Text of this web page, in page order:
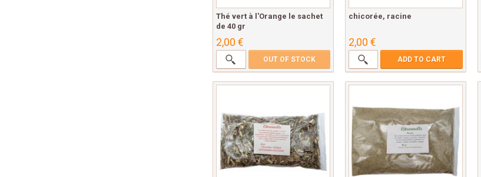
Thé vert à l'Orange le sachet
de 40 gr
2,00 €
OUT OF STOCK
chicorée, racine
2,00 €
ADD TO CART